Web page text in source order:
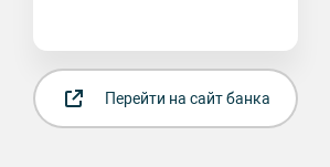
Перейти на сайт банка